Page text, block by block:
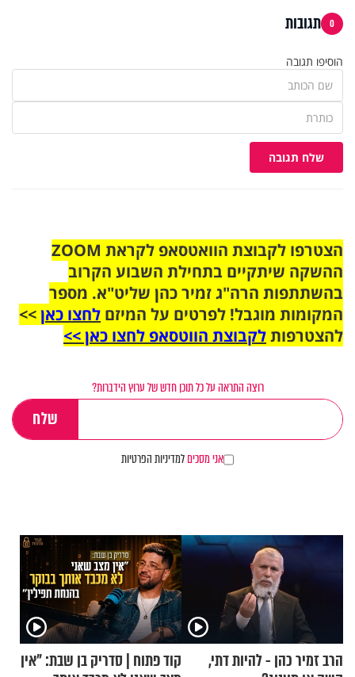
0 תגובות
הוסיפו תגובה
שלח תגובה
הצטרפו לקבוצת הוואטסאפ לקראת ZOOM
ההשקה שיתקיים בתחילת השבוע הקרוב
בהשתתפות הרה"ג זמיר כהן שליט"א. מספר
המקומות מוגבל! לפרטים על המיזם לחצו כאן>>
להצטרפותלקבוצת הווטסאפ לחצו כאן >>
רוצה התראה על כל תוכן חדש של ערוץ הידברות?
אני מסכיםלמדיניות הפרטיות
הרב זמיר כהן - להיות דתי,
קוד פתוח | סדריק בן שבת: "אין